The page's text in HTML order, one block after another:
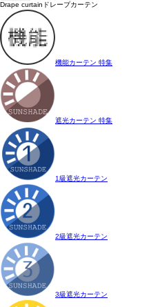
Drape curtain ドレープカーテン
機能カーテン 特集
遮光カーテン 特集
1級遮光カーテン
2級遮光カーテン
3級遮光カーテン